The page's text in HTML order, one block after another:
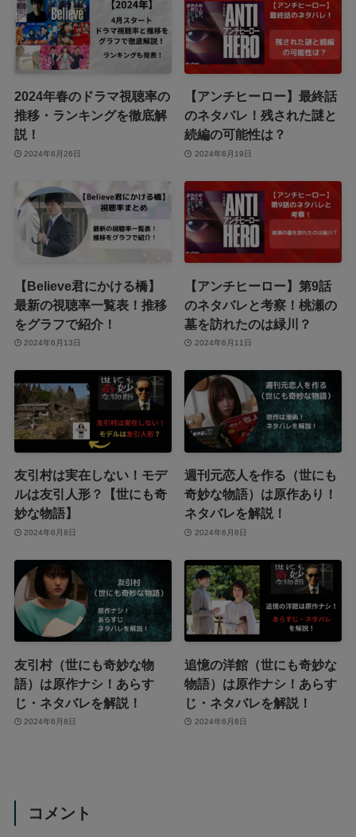
2024年春のドラマ視聴率の
推移・ランキングを徹底解
説！
2024年6月26日
【アンチヒーロー】最終話
のネタバレ！残された謎と
続編の可能性は？
2024年6月19日
【Believe君にかける橋】
最新の視聴率一覧表！推移
をグラフで紹介！
2024年6月13日
【アンチヒーロー】第9話
のネタバレと考察！桃瀬の
墓を訪れたのは緑川？
2024年6月11日
友引村は実在しない！モデ
ルは友引人形？【世にも奇
妙な物語】
2024年6月8日
週刊元恋人を作る（世にも
奇妙な物語）は原作あり！
ネタバレを解説！
2024年6月8日
友引村（世にも奇妙な物
語）は原作ナシ！あらす
じ・ネタバレを解説！
2024年6月8日
追憶の洋館（世にも奇妙な
物語）は原作ナシ！あらす
じ・ネタバレを解説！
2024年6月8日
コメント